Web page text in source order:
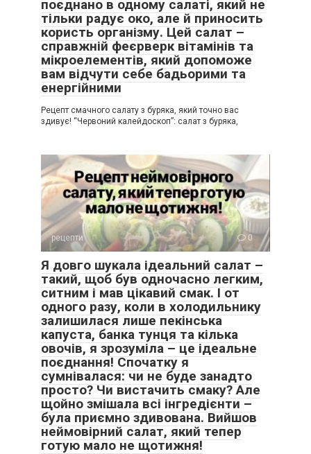
поєднано в одному салаті, який не
тільки радує око, але й приносить
користь організму. Цей салат –
справжній феєрверк вітамінів та
мікроелементів, який допоможе
вам відчути себе бадьорими та
енергійними
Рецепт смачного салату з буряка, який точно вас
здивує! “Червоний калейдоскоп”: салат з буряка,
рецепти 0
Я довго шукала ідеальний салат –
такий, щоб був одночасно легким,
ситним і мав цікавий смак. І от
одного разу, коли в холодильнику
залишилася лише пекінська
капуста, банка тунця та кілька
овочів, я зрозуміла – це ідеальне
поєднання! Спочатку я
сумнівалася: чи не буде занадто
просто? Чи вистачить смаку? Але
щойно змішала всі інгредієнти –
була приємно здивована. Вийшов
неймовірний салат, який тепер
готую мало не щотижня!